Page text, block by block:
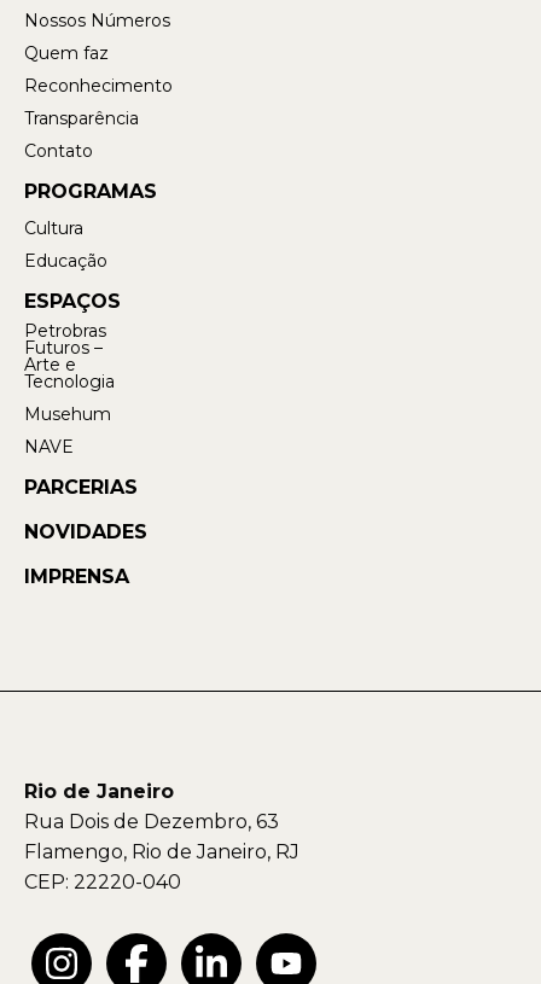
Nossos Números
Quem faz
Reconhecimento
Transparência
Contato
PROGRAMAS
Cultura
Educação
ESPAÇOS
Petrobras
Futuros –
Arte e
Tecnologia
Musehum
NAVE
PARCERIAS
NOVIDADES
IMPRENSA
Rio de Janeiro
Rua Dois de Dezembro, 63
Flamengo, Rio de Janeiro, RJ
CEP: 22220-040